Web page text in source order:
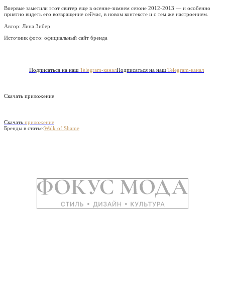
Впервые заметили этот свитер еще в осенне-зимнем сезоне 2012-2013 — и особенно
приятно видеть его возвращение сейчас, в новом контексте и с тем же настроением.
Автор: Лина Зибер
Источник фото: официальный сайт бренда
Подписаться на наш Telegram-каналПодписаться на наш Telegram-канал
Скачать приложение
Скачать приложение
Бренды в статье:Walk of Shame